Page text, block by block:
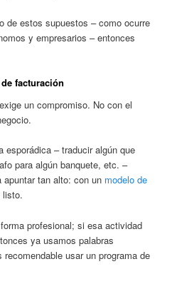
de estos supuestos – como ocurre
y empresarios – entonces
facturación
un compromiso. No con el
esporádica – traducir algún que
para algún banquete, etc. –
tan alto: con un modelo de
listo.
profesional; si esa actividad
ya usamos palabras
usar un programa de